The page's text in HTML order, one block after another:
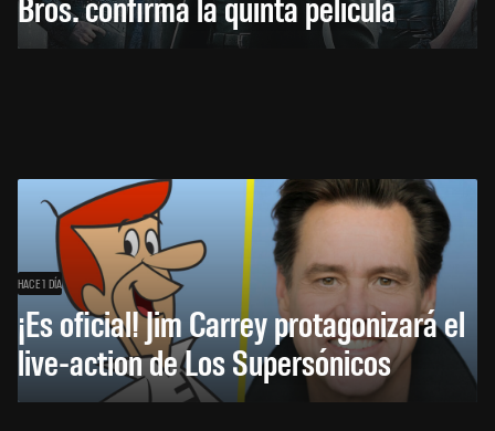
HACE 1 DÍA
¡Es oficial! Jim Carrey protagonizará el
live-action de Los Supersónicos